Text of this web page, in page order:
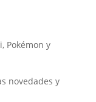
Pokémon y
novedades y